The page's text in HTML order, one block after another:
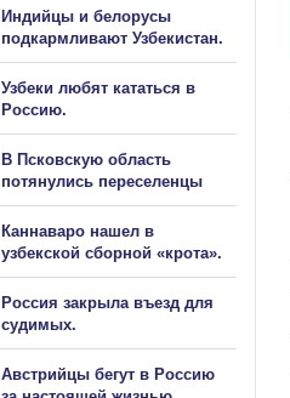
Индийцы и белорусы
подкармливают Узбекистан.
Узбеки любят кататься в
Россию.
В Псковскую область
потянулись переселенцы
Каннаваро нашел в
узбекской сборной «крота».
Россия закрыла въезд для
судимых.
Австрийцы бегут в Россию